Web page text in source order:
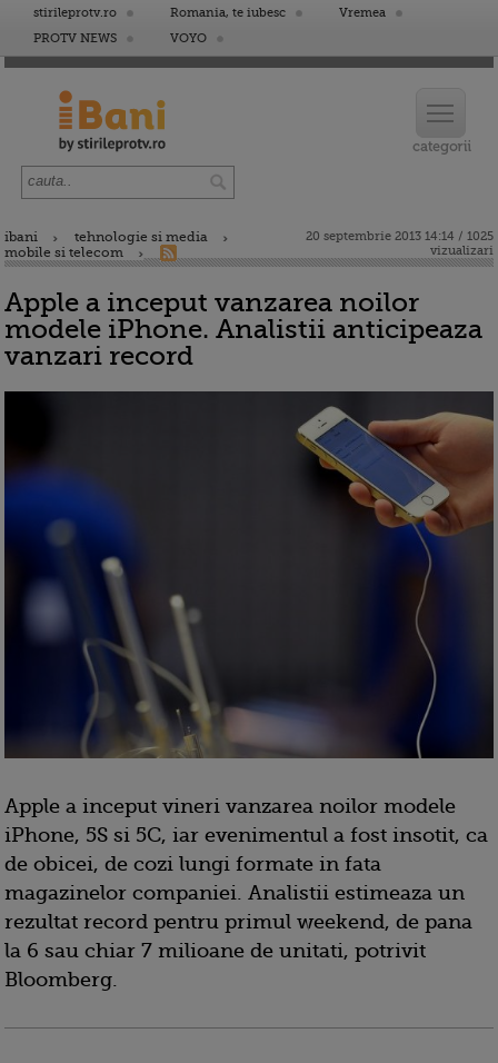
stirileprotv.ro Romania, te iubesc
Vremea
PROTV NEWS
VOYO
ibani
tehnologie si media
mobile si telecom
20 septembrie 2013 14:14 / 1025
vizualizari
Apple a inceput vanzarea noilor
modele iPhone. Analistii anticipeaza
vanzari record
Apple a inceput vineri vanzarea noilor modele
iPhone, 5S si 5C, iar evenimentul a fost insotit, ca
de obicei, de cozi lungi formate in fata
magazinelor companiei. Analistii estimeaza un
rezultat record pentru primul weekend, de pana
la 6 sau chiar 7 milioane de unitati, potrivit
Bloomberg.